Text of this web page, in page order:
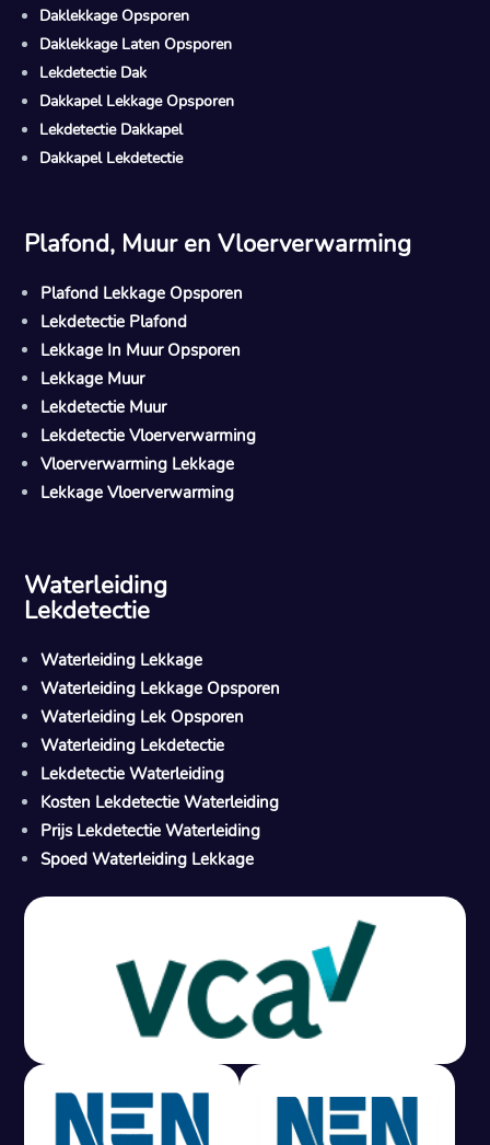
M
Gratis offerte in 24 uur
Geen lekkage? Geen betaling.
Vast tarief van € 395,- exc btw.
Daklekkage Opsporen
Daklekkage Laten Opsporen
Lekdetectie Dak
Dakkapel Lekkage Opsporen
Lekdetectie Dakkapel
Dakkapel Lekdetectie
Plafond, Muur en Vloerverwarming
Plafond Lekkage Opsporen
Lekdetectie Plafond
Lekkage In Muur Opsporen
Lekkage Muur
Lekdetectie Muur
Lekdetectie Vloerverwarming
Vloerverwarming Lekkage
Lekkage Vloerverwarming
Waterleiding
Lekdetectie
Waterleiding Lekkage
Waterleiding Lekkage Opsporen
Waterleiding Lek Opsporen
Waterleiding Lekdetectie
Lekdetectie Waterleiding
Kosten Lekdetectie Waterleiding
Prijs Lekdetectie Waterleiding
Spoed Waterleiding Lekkage